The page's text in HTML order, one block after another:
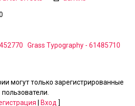
Grass Typography - 61485710
могут только зарегистрированные
пользователи.
Вход ]